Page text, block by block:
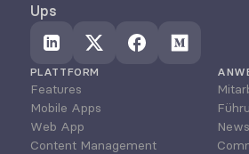
Ups
PLATTFORM
Features
Mobile Apps
Web App
Content Management